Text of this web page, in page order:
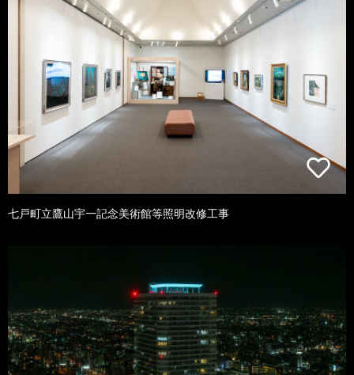
七戸町立鷹山宇一記念美術館等照明改修工事